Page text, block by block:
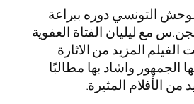
التونسي دوره ببراعة
مع ليليان الفتاة العفوية
المزيد من الاثارة
الجمهور واشاد بها مطالبًا
الأفلام المثيرة.